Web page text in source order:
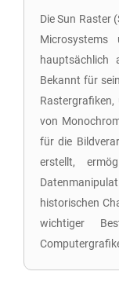
Die Sun Raster
hauptsächlich
Bekannt für
von
für die
erstellt,
historischen
wichtiger